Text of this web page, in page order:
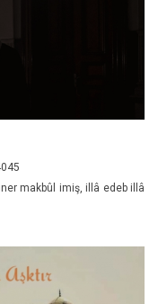
makbûl imiş, illâ edeb illâ